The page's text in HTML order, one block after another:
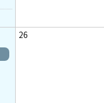
26